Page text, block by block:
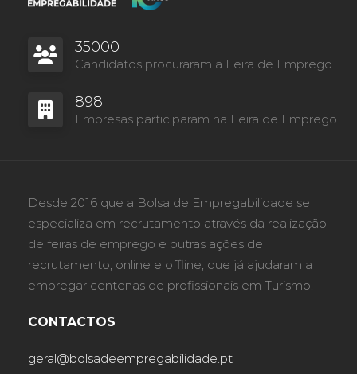
35000
Candidatos procuraram a Feira de Emprego
898
Empresas participaram na Feira de Emprego
Desde 2016 que a Bolsa de Empregabilidade se
especializa em recrutamento através da realização
de feiras de emprego e outras ações de
recrutamento, online e offline, que já ajudaram a
empregar centenas de profissionais em Turismo.
CONTACTOS
geral@bolsadeempregabilidade.pt